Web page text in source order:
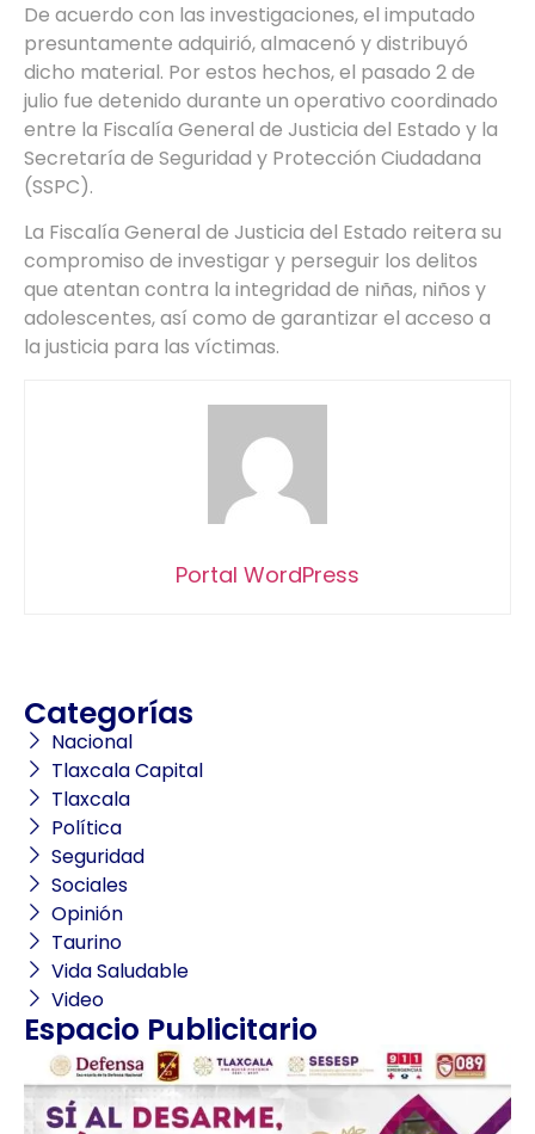
De acuerdo con las investigaciones, el imputado
presuntamente adquirió, almacenó y distribuyó
dicho material. Por estos hechos, el pasado 2 de
julio fue detenido durante un operativo coordinado
entre la Fiscalía General de Justicia del Estado y la
Secretaría de Seguridad y Protección Ciudadana
(SSPC).
La Fiscalía General de Justicia del Estado reitera su
compromiso de investigar y perseguir los delitos
que atentan contra la integridad de niñas, niños y
adolescentes, así como de garantizar el acceso a
la justicia para las víctimas.
Portal WordPress
Categorías
Nacional
Tlaxcala Capital
Tlaxcala
Política
Seguridad
Sociales
Opinión
Taurino
Vida Saludable
Video
Espacio Publicitario